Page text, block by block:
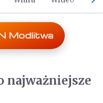
Modlitwa
najważniejsze